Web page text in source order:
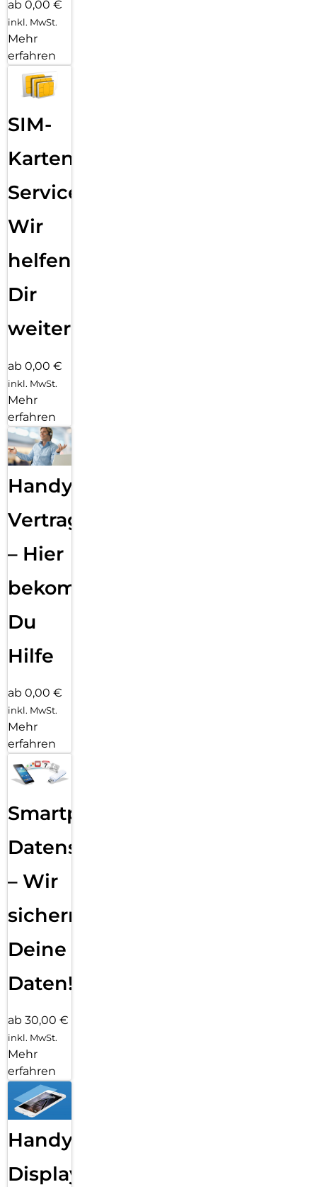
ab 0,00 €
inkl. MwSt.
Mehr
erfahren
SIM-
Karten
Service:
Wir
helfen
Dir
weiter
ab 0,00 €
inkl. MwSt.
Mehr
erfahren
Handy
Vertragsabwicklung
– Hier
bekommst
Du
Hilfe
ab 0,00 €
inkl. MwSt.
Mehr
erfahren
Smartphone
Datensicherung
– Wir
sichern
Deine
Daten!
ab 30,00 €
inkl. MwSt.
Mehr
erfahren
Handy
Displayfolie